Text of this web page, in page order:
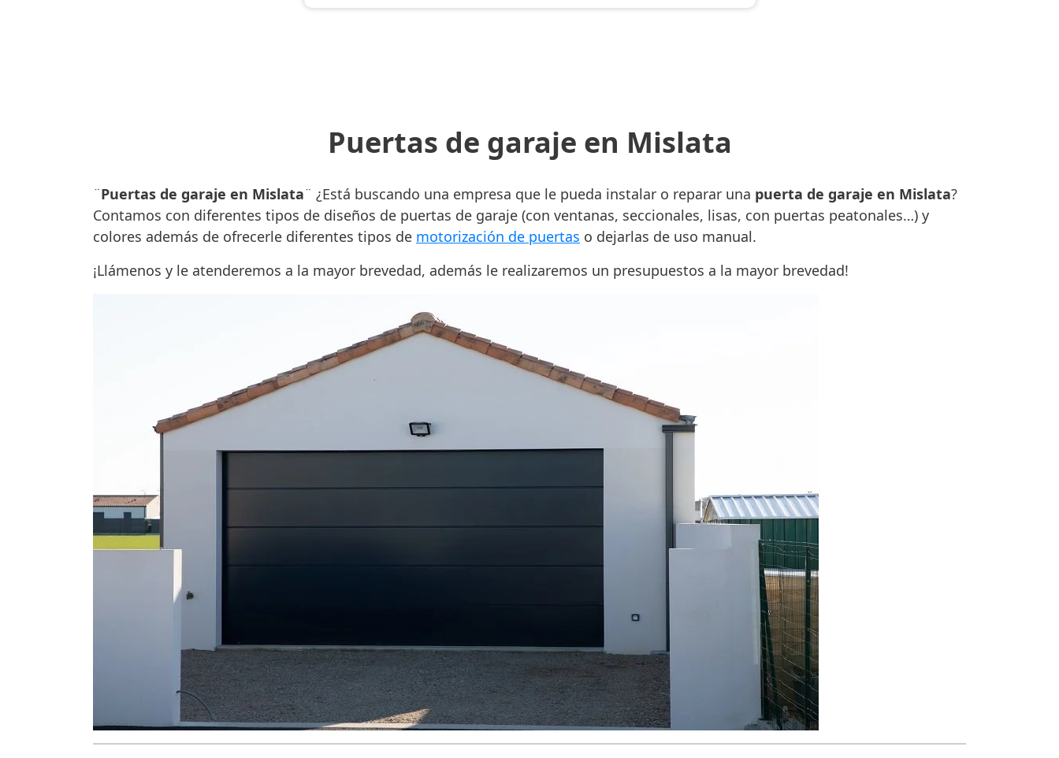
Puertas de garaje en Mislata
¨Puertas de garaje en Mislata¨ ¿Está buscando una empresa que le pueda instalar o reparar una puerta de garaje en Mislata?
Contamos con diferentes tipos de diseños de puertas de garaje (con ventanas, seccionales, lisas, con puertas peatonales…) y
colores además de ofrecerle diferentes tipos de motorización de puertas o dejarlas de uso manual.
¡Llámenos y le atenderemos a la mayor brevedad, además le realizaremos un presupuestos a la mayor brevedad!